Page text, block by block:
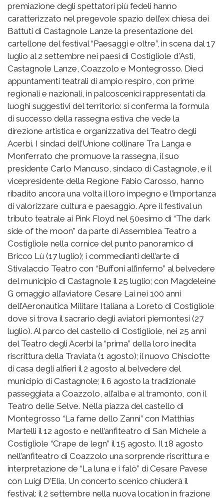
premiazione degli spettatori più fedeli hanno
caratterizzato nel pregevole spazio dell’ex chiesa dei
Battuti di Castagnole Lanze la presentazione del
cartellone del festival “Paesaggi e oltre”, in scena dal 17
luglio al 2 settembre nei paesi di Costigliole d'Asti,
Castagnole Lanze, Coazzolo e Montegrosso. Dieci
appuntamenti teatrali di ampio respiro, con prime
regionali e nazionali, in palcoscenici rappresentati da
luoghi suggestivi del territorio: si conferma la formula
di successo della rassegna estiva che vede la
direzione artistica e organizzativa del Teatro degli
Acerbi. I sindaci dell’Unione collinare Tra Langa e
Monferrato che promuove la rassegna, il suo
presidente Carlo Mancuso, sindaco di Castagnole, e il
vicepresidente della Regione Fabio Carosso, hanno
ribadito ancora una volta il loro impegno e l’importanza
di valorizzare cultura e paesaggio. Apre il festival un
tributo teatrale ai Pink Floyd nel 50esimo di “The dark
side of the moon" da parte di Assemblea Teatro a
Costigliole nella cornice del punto panoramico di
Bricco Lù (17 luglio); i commedianti dell’arte di
Stivalaccio Teatro con “Buffoni all’inferno” al belvedere
del municipio di Castagnole il 25 luglio; con Magdeleine
G omaggio all’aviatore Cesare Lai nei 100 anni
dell’Aeronautica Militare Italiana a Loreto di Costigliole
dove si trova il sacrario degli aviatori piemontesi (27
luglio). Al parco del castello di Costigliole, nei 25 anni
del Teatro degli Acerbi la “prima” della loro inedita
riscrittura della Traviata (1 agosto); il nuovo Chisciotte
di casa degli alfieri il 2 agosto al belvedere del
municipio di Castagnole; il 6 agosto la tradizionale
passeggiata a Coazzolo, all’alba e al tramonto, con il
Teatro delle Selve. Nella piazza del castello di
Montegrosso “La fame dello Zanni” con Matthias
Martelli il 12 agosto e nell’anfiteatro di San Michele a
Costigliole “Crape de legn” il 15 agosto. Il 18 agosto
nell’anfiteatro di Coazzolo una sorprende riscrittura e
interpretazione de “La luna e i falò” di Cesare Pavese
con Luigi D’Elia. Un concerto scenico chiuderà il
festival: il 2 settembre nella nuova location in frazione